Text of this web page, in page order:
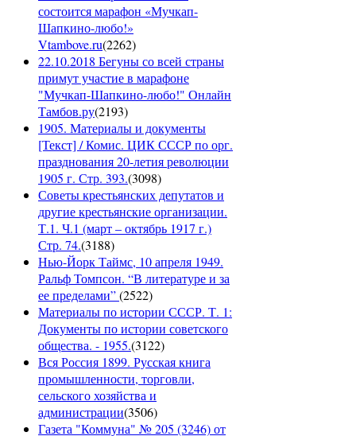
состоится марафон «Мучкап-
Шапкино-любо!»
Vtambove.ru(2262)
22.10.2018 Бегуны со всей страны
примут участие в марафоне
"Мучкап-Шапкино-любо!" Онлайн
Тамбов.ру(2193)
1905. Материалы и документы
[Текст] / Комис. ЦИК СССР по орг.
празднования 20-летия революции
1905 г. Стр. 393.(3098)
Советы крестьянских депутатов и
другие крестьянские организации.
Т.1. Ч.1 (март – октябрь 1917 г.)
Стр. 74.(3188)
Нью-Йорк Таймс, 10 апреля 1949.
Ральф Томпсон. “В литературе и за
ее пределами”(2522)
Материалы по истории СССР. Т. 1:
Документы по истории советского
общества. - 1955.(3122)
Вся Россия 1899. Русская книга
промышленности, торговли,
сельского хозяйства и
администрации(3506)
Газета "Коммуна" № 205 (3246) от